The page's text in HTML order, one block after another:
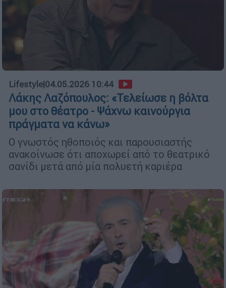
Lifestyle|04.05.2026 10:44
Λάκης Λαζόπουλος: «Τελείωσε η βόλτα
μου στο θέατρο - Ψάχνω καινούργια
πράγματα να κάνω»
Ο γνωστός ηθοποιός και παρουσιαστής
ανακοίνωσε ότι αποχωρεί από το θεατρικό
σανίδι μετά από μία πολυετή καριέρα